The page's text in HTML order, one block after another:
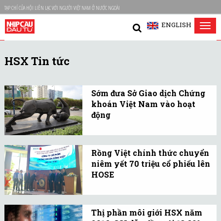
TẠP CHÍ CỦA HỘI LIÊN LẠC VỚI NGƯỜI VIỆT NAM Ở NƯỚC NGOÀI
ENGLISH
HSX Tin tức
Sớm đưa Sở Giao dịch Chứng
khoán Việt Nam vào hoạt
động
nước khẩn trương triển
khai các công việc để
Chứng khoán Việt Nam
vào hoạt động.
Rồng Việt chính thức chuyển
niêm yết 70 triệu cổ phiếu lên
HOSE
dịch đầu tiên là 11.700
Thị phần môi giới HSX năm